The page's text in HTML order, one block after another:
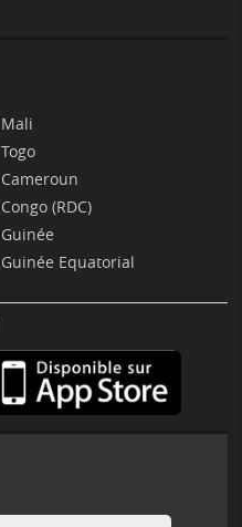
Mali
Togo
Cameroun
Congo (RDC)
Guinée
Guinée Equatorial